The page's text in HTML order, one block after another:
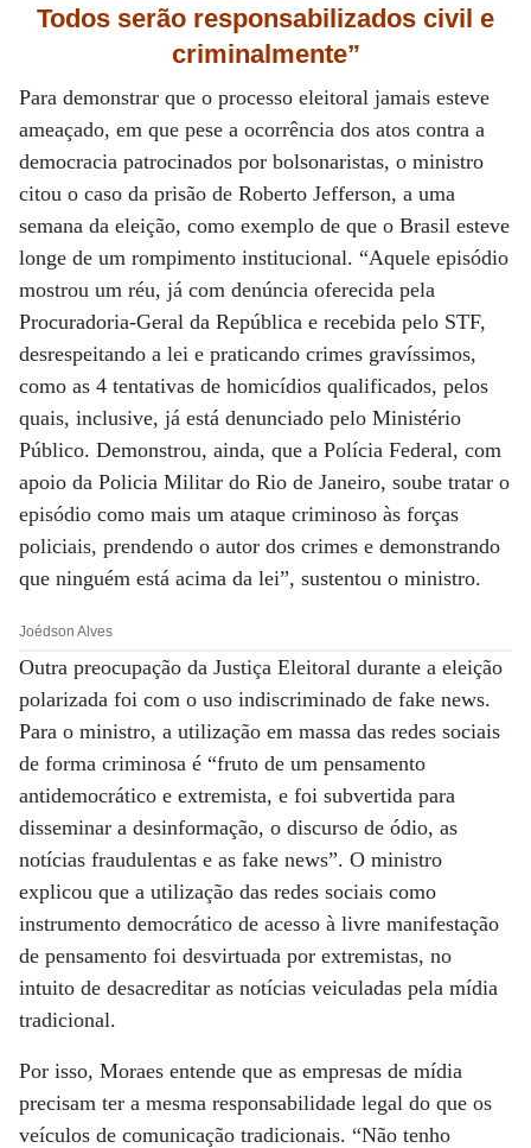
Todos serão responsabilizados civil e
criminalmente”
Para demonstrar que o processo eleitoral jamais esteve
ameaçado, em que pese a ocorrência dos atos contra a
democracia patrocinados por bolsonaristas, o ministro
citou o caso da prisão de Roberto Jefferson, a uma
semana da eleição, como exemplo de que o Brasil esteve
longe de um rompimento institucional. “Aquele episódio
mostrou um réu, já com denúncia oferecida pela
Procuradoria-Geral da República e recebida pelo STF,
desrespeitando a lei e praticando crimes gravíssimos,
como as 4 tentativas de homicídios qualificados, pelos
quais, inclusive, já está denunciado pelo Ministério
Público. Demonstrou, ainda, que a Polícia Federal, com
apoio da Policia Militar do Rio de Janeiro, soube tratar o
episódio como mais um ataque criminoso às forças
policiais, prendendo o autor dos crimes e demonstrando
que ninguém está acima da lei”, sustentou o ministro.
Joédson Alves
Outra preocupação da Justiça Eleitoral durante a eleição
polarizada foi com o uso indiscriminado de fake news.
Para o ministro, a utilização em massa das redes sociais
de forma criminosa é “fruto de um pensamento
antidemocrático e extremista, e foi subvertida para
disseminar a desinformação, o discurso de ódio, as
notícias fraudulentas e as fake news”. O ministro
explicou que a utilização das redes sociais como
instrumento democrático de acesso à livre manifestação
de pensamento foi desvirtuada por extremistas, no
intuito de desacreditar as notícias veiculadas pela mídia
tradicional.
Por isso, Moraes entende que as empresas de mídia
precisam ter a mesma responsabilidade legal do que os
veículos de comunicação tradicionais. “Não tenho